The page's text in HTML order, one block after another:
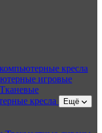
кресла
игровые
Тканевые
кресла Ещё